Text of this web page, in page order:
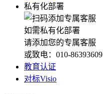
私有化部署
如需私有化部署
请添加您的专属客服
或致电：010-86393609
教育认证
对标Visio